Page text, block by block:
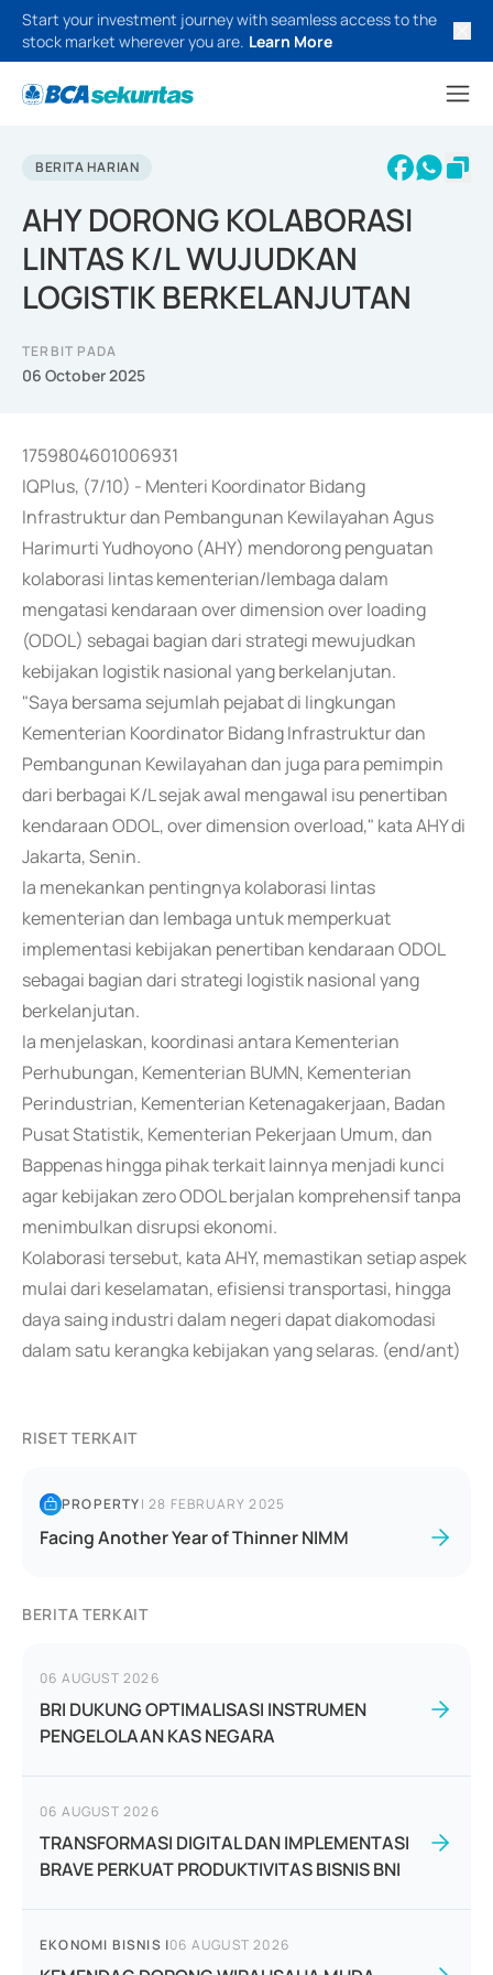
Start your investment journey with seamless access to the
stock market wherever you are. Learn More
BERITA HARIAN
AHY DORONG KOLABORASI
LINTAS K/L WUJUDKAN
LOGISTIK BERKELANJUTAN
TERBIT PADA
06 October 2025
1759804601006931
IQPlus, (7/10) - Menteri Koordinator Bidang
Infrastruktur dan Pembangunan Kewilayahan Agus
Harimurti Yudhoyono (AHY) mendorong penguatan
kolaborasi lintas kementerian/lembaga dalam
mengatasi kendaraan over dimension over loading
(ODOL) sebagai bagian dari strategi mewujudkan
kebijakan logistik nasional yang berkelanjutan.
"Saya bersama sejumlah pejabat di lingkungan
Kementerian Koordinator Bidang Infrastruktur dan
Pembangunan Kewilayahan dan juga para pemimpin
dari berbagai K/L sejak awal mengawal isu penertiban
kendaraan ODOL, over dimension overload," kata AHY di
Jakarta, Senin.
Ia menekankan pentingnya kolaborasi lintas
kementerian dan lembaga untuk memperkuat
implementasi kebijakan penertiban kendaraan ODOL
sebagai bagian dari strategi logistik nasional yang
berkelanjutan.
Ia menjelaskan, koordinasi antara Kementerian
Perhubungan, Kementerian BUMN, Kementerian
Perindustrian, Kementerian Ketenagakerjaan, Badan
Pusat Statistik, Kementerian Pekerjaan Umum, dan
Bappenas hingga pihak terkait lainnya menjadi kunci
agar kebijakan zero ODOL berjalan komprehensif tanpa
menimbulkan disrupsi ekonomi.
Kolaborasi tersebut, kata AHY, memastikan setiap aspek
mulai dari keselamatan, efisiensi transportasi, hingga
daya saing industri dalam negeri dapat diakomodasi
dalam satu kerangka kebijakan yang selaras. (end/ant)
RISET TERKAIT
PROPERTY|28 FEBRUARY 2025
Facing Another Year of Thinner NIMM
BERITA TERKAIT
06 AUGUST 2026
BRI DUKUNG OPTIMALISASI INSTRUMEN
PENGELOLAAN KAS NEGARA
06 AUGUST 2026
TRANSFORMASI DIGITAL DAN IMPLEMENTASI
BRAVE PERKUAT PRODUKTIVITAS BISNIS BNI
EKONOMI BISNIS |06 AUGUST 2026